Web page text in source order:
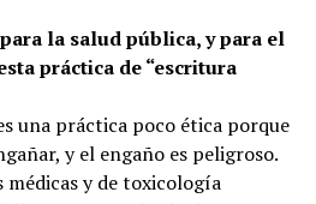
la salud pública, y para el
práctica de “escritura
una práctica poco ética porque
y el engaño es peligroso.
médicas y de toxicología